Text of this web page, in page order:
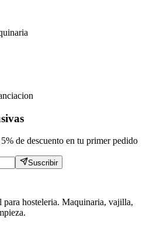
de descuento en tu primer pedido
Suscribir
hosteleria. Maquinaria, vajilla,